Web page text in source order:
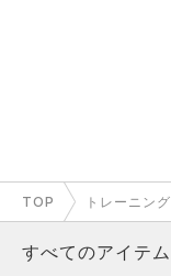
TOP トレーニング
すべてのアイテム